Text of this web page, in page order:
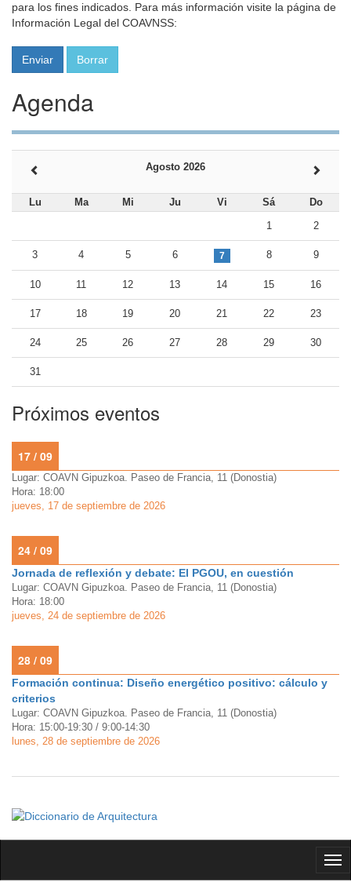
para los fines indicados. Para más información visite la página de
Información Legal del COAVNSS:
Agenda
Agosto 2026
Lu Ma Mi Ju Vi Sá
Do
1
2
3 4 5 6 7 8 9
10 11 12 13 14 15 16
17 18 19 20 21 22 23
24 25 26 27 28 29 30
31
Próximos eventos
17 / 09
Lugar: COAVN Gipuzkoa. Paseo de Francia, 11 (Donostia)
Hora: 18:00
jueves, 17 de septiembre de 2026
24 / 09
Jornada de reflexión y debate: El PGOU, en cuestión
Lugar: COAVN Gipuzkoa. Paseo de Francia, 11 (Donostia)
Hora: 18:00
jueves, 24 de septiembre de 2026
28 / 09
Formación continua: Diseño energético positivo: cálculo y
criterios
Lugar: COAVN Gipuzkoa. Paseo de Francia, 11 (Donostia)
Hora: 15:00-19:30 / 9:00-14:30
lunes, 28 de septiembre de 2026